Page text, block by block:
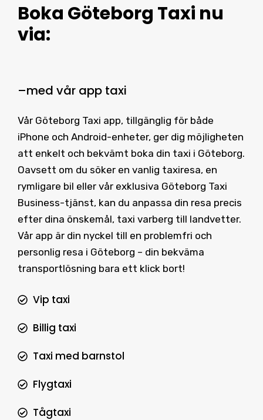
Boka Göteborg Taxi nu
via:
–med vår app taxi
Vår Göteborg Taxi app, tillgänglig för både
iPhone och Android-enheter, ger dig möjligheten
att enkelt och bekvämt boka din taxi i Göteborg.
Oavsett om du söker en vanlig taxiresa, en
rymligare bil eller vår exklusiva Göteborg Taxi
Business-tjänst, kan du anpassa din resa precis
efter dina önskemål, taxi varberg till landvetter.
Vår app är din nyckel till en problemfri och
personlig resa i Göteborg – din bekväma
transportlösning bara ett klick bort!
Vip taxi
Billig taxi
Taxi med barnstol
Flygtaxi
Tågtaxi